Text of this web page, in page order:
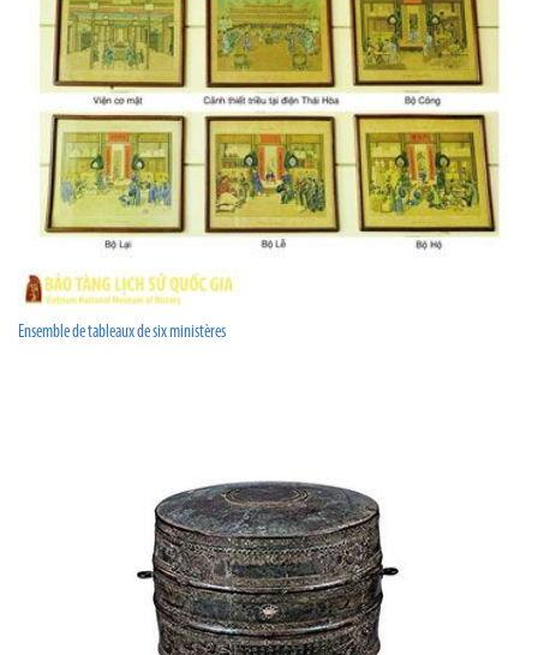
Ensemble de tableaux de six ministères